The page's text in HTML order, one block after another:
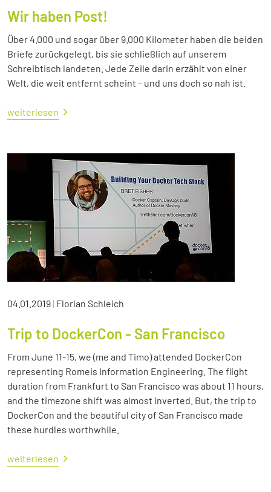
Wir haben Post!
Über 4.000 und sogar über 9.000 Kilometer haben die beiden
Briefe zurückgelegt, bis sie schließlich auf unserem
Schreibtisch landeten. Jede Zeile darin erzählt von einer
Welt, die weit entfernt scheint – und uns doch so nah ist.
weiterlesen
04.01.2019| Florian Schleich
Trip to DockerCon - San Francisco
From June 11-15, we (me and Timo) attended DockerCon
representing Romeis Information Engineering. The flight
duration from Frankfurt to San Francisco was about 11 hours,
and the timezone shift was almost inverted. But, the trip to
DockerCon and the beautiful city of San Francisco made
these hurdles worthwhile.
weiterlesen